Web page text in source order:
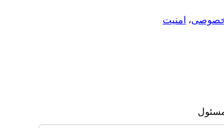
خصوصی، امنیت
مسئول